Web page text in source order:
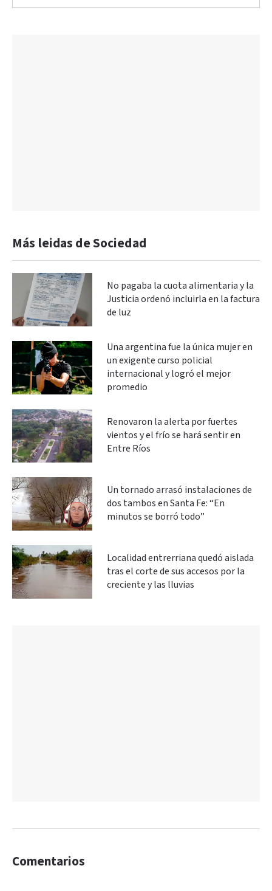
Más leidas de Sociedad
No pagaba la cuota alimentaria y la
Justicia ordenó incluirla en la factura
de luz
Una argentina fue la única mujer en
un exigente curso policial
internacional y logró el mejor
promedio
Renovaron la alerta por fuertes
vientos y el frío se hará sentir en
Entre Ríos
Un tornado arrasó instalaciones de
dos tambos en Santa Fe: “En
minutos se borró todo”
Localidad entrerriana quedó aislada
tras el corte de sus accesos por la
creciente y las lluvias
Comentarios